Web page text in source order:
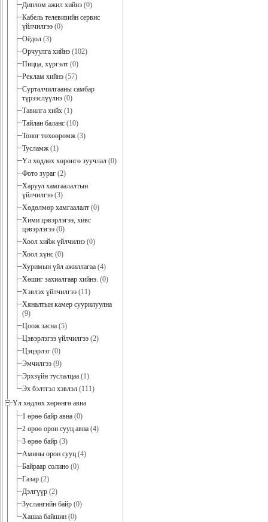
Диплом ажил хийнэ (0)
Кабель телевизийн сервис
үйлчилгээ (0)
Оёдол (3)
Орчуулга хийнэ (102)
Пицца, хүргэлт (0)
Реклам хийнэ (57)
Сурталчилгааны самбар
түрээслүүлнэ (0)
Тавилга хийх (1)
Тайлан баланс (10)
Тоног төхөөрөмж(3)
Тусламж(1)
Үл хөдлөх хөрөнгө зуучлал (0)
Фото зураг (2)
Харуул хамгаалалтын
үйлчилгээ (3)
Хөдөлмөр хамгаалалт (0)
Хими цэвэрлэгээ, хивс
цэвэрлэгээ (0)
Хоол хийж үйлчилнэ (0)
Хоол хүнс (0)
Хуримын үйл ажиллагаа (4)
Хөшиг захиалгаар хийнэ. (0)
Хэвлэх үйлчилгээ (11)
Хяналтын камер суурилуулна
(9)
Цоож засна (5)
Цэвэрлэгээ үйлчилгээ (2)
Цэцэрлэг (0)
Эмчилгээ (9)
Эрхзүйн туслалцаа (1)
Эх бэлтгэл хэвлэл (111)
Үл хөдлөх хөрөнгө авна
1 өрөө байр авна (0)
2 өрөө орон сууц авна (4)
3 өрөө байр (3)
Амины орон сууц (4)
Байраар солино (0)
Газар (2)
Дэлгүүр (2)
Зуслангийн байр (0)
Хашаа байшин (0)